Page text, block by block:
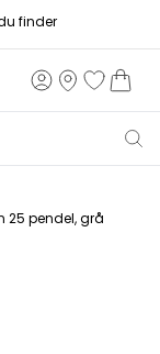
finder
25 pendel, grå